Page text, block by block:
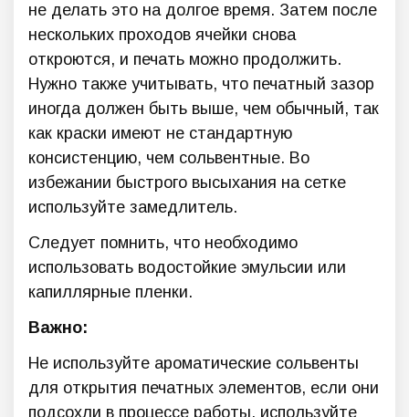
не делать это на долгое время. Затем после
нескольких проходов ячейки снова
откроются, и печать можно продолжить.
Нужно также учитывать, что печатный зазор
иногда должен быть выше, чем обычный, так
как краски имеют не стандартную
консистенцию, чем сольвентные. Во
избежании быстрого высыхания на сетке
используйте замедлитель.
Следует помнить, что необходимо
использовать водостойкие эмульсии или
капиллярные пленки.
Важно:
Не используйте ароматические сольвенты
для открытия печатных элементов, если они
подсохли в процессе работы, используйте